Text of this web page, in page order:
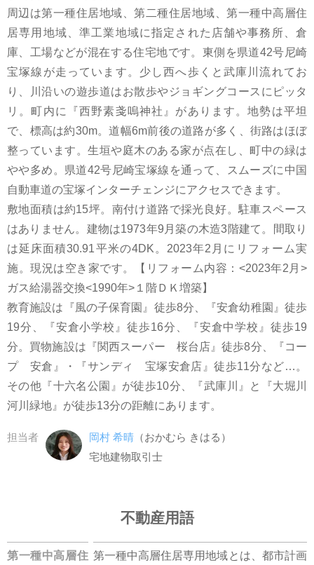
周辺は第一種住居地域、第二種住居地域、第一種中高層住
居専用地域、準工業地域に指定された店舗や事務所、倉
庫、工場などが混在する住宅地です。東側を県道42号尼崎
宝塚線が走っています。少し西へ歩くと武庫川流れてお
り、川沿いの遊歩道はお散歩やジョギングコースにピッタ
リ。町内に『西野素戔嗚神社』があります。地勢は平坦
で、標高は約30m。道幅6m前後の道路が多く、街路はほぼ
整っています。生垣や庭木のある家が点在し、町中の緑は
やや多め。県道42号尼崎宝塚線を通って、スムーズに中国
自動車道の宝塚インターチェンジにアクセスできます。
敷地面積は約15坪。南付け道路で採光良好。駐車スペース
はありません。建物は1973年9月築の木造3階建て。間取り
は延床面積30.91平米の4DK。2023年2月にリフォーム実
施。現況は空き家です。【リフォーム内容：<2023年2月>
ガス給湯器交換<1990年>１階ＤＫ増築】
教育施設は『風の子保育園』徒歩8分、『安倉幼稚園』徒歩
19分、『安倉小学校』徒歩16分、『安倉中学校』徒歩19
分。買物施設は『関西スーパー 桜台店』徒歩8分、『コー
プ 安倉』・『サンディ 宝塚安倉店』徒歩11分など…。
その他『十六名公園』が徒歩10分、『武庫川』と『大堀川
河川緑地』が徒歩13分の距離にあります。
担当者 岡村 希晴（おかむら きはる）
宅地建物取引士
不動産用語
第一種中高層住 第一種中高層住居専用地域とは、都市計画